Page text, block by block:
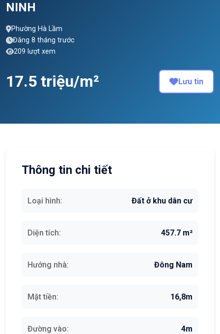
NINH
Phường Hà Lầm
Đăng 8 tháng trước
209 lượt xem
17.5 triệu/m² Lưu tin
Thông tin chi tiết
Loại hình: Đất ở khu dân cư
Diện tích: 457.7 m²
Hướng nhà: Đông Nam
Mặt tiền: 16,8m
Đường vào: 4m